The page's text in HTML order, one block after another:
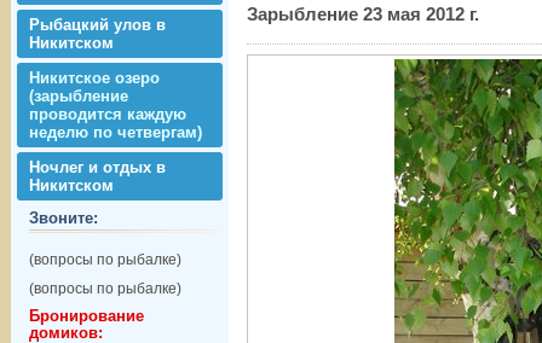
Рыбацкий улов в
Никитском
Никитское озеро
(зарыбление
проводится каждую
неделю по четвергам)
Ночлег и отдых в
Никитском
Звоните:
(вопросы по рыбалке)
(вопросы по рыбалке)
Бронирование
домиков:
Зарыбление 23 мая 2012 г.